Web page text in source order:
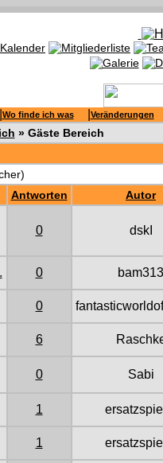
Wo finde ich was Veränderungen
» Gäste Bereich
Antworten Autor
0 dskI
0 bam313
0
6
0 Sabi
1
1